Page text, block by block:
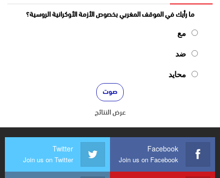
ما رأيك في الموقف المغربي بخصوص الأزمة الأوكرانية الروسية؟
مع
ضد
محايد
عرض النتائج
Facebook
Join us on Facebook
Twitter
Join us on Twitter